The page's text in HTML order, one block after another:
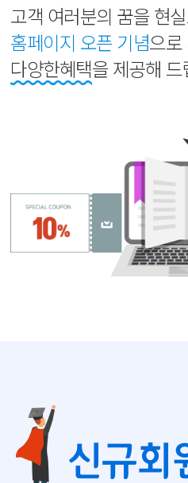
고객 여러분의 꿈을 현
홈페이지 오픈 기념으로
다양한혜택을 제공해 드
신규회